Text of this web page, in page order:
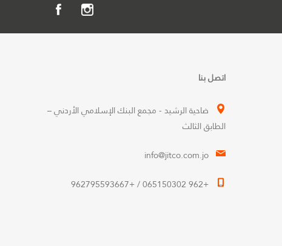
اتصل بنا
ضاحية الرشيد - مجمع البنك الإسلامي الأردني –
الطابق الثالث
info@jitco.com.jo
+962 065150302 / +962795593667